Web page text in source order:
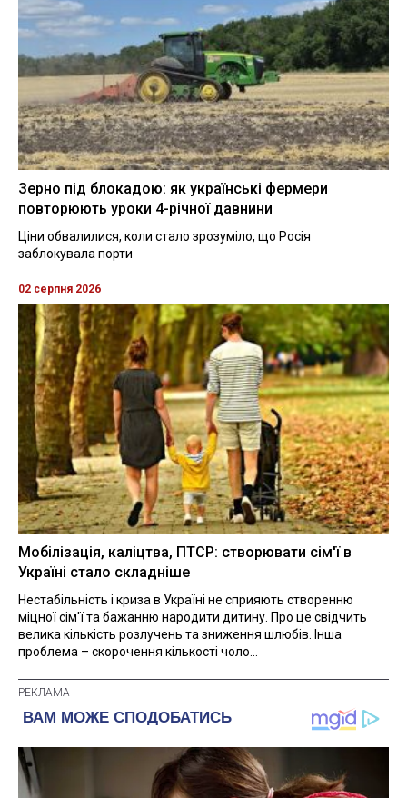
Зерно під блокадою: як українські фермери
повторюють уроки 4-річної давнини
Ціни обвалилися, коли стало зрозуміло, що Росія
заблокувала порти
02 серпня 2026
Мобілізація, каліцтва, ПТСР: створювати сім'ї в
Україні стало складніше
Нестабільність і криза в Україні не сприяють створенню
міцної сім'ї та бажанню народити дитину. Про це свідчить
велика кількість розлучень та зниження шлюбів. Інша
проблема – скорочення кількості чоло...